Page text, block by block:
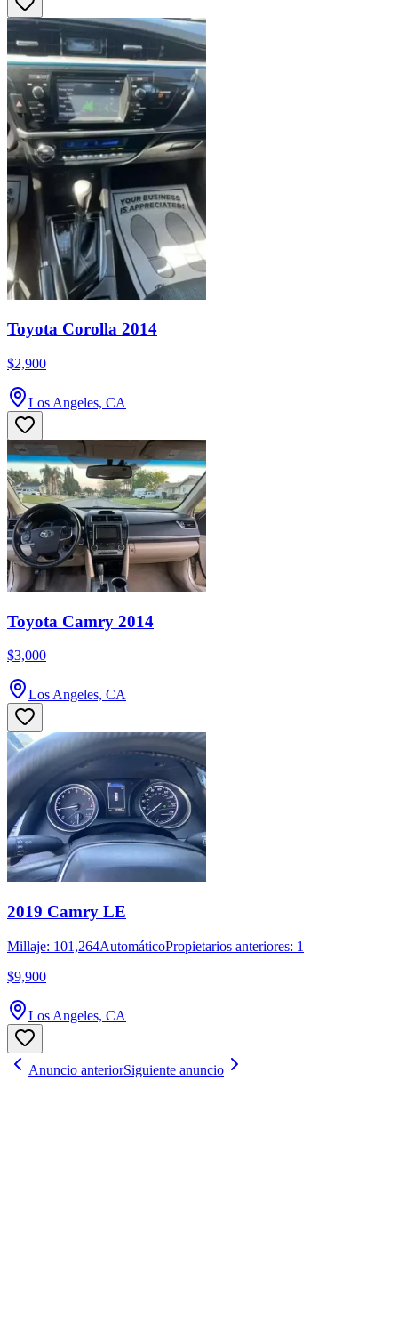
Toyota Corolla 2014
$2,900
Los Angeles, CA
Toyota Camry 2014
$3,000
Los Angeles, CA
2019 Camry LE
Millaje: 101,264AutomáticoPropietarios anteriores: 1
$9,900
Los Angeles, CA
Anuncio anteriorSiguiente anuncio